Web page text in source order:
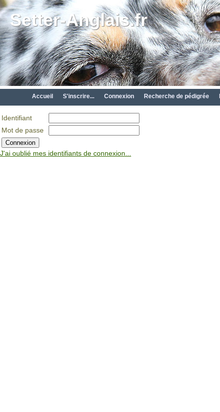
Setter-Anglais.fr
Accueil S'inscrire... Connexion Recherche de pédigrée
Identifiant
Mot de passe
J'ai oublié mes identifiants de connexion...